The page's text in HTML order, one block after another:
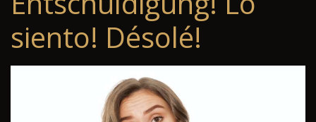
siento! Désolé!